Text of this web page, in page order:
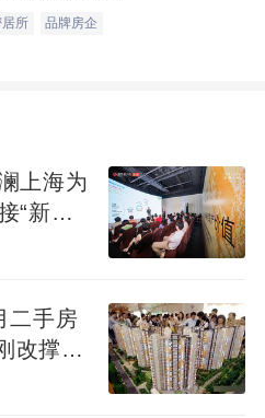
。不考虑其他因素就
个中国人，6.8.16.18
同时4.14也不会要。如
很好，如果你“崇洋媚
了。 5、一梯几户 指的
，如果是一体三户甚至
越高越好。你想想，单
面积就越大，你每个
所 品牌房企
上海为
“新质
二手房
改撑